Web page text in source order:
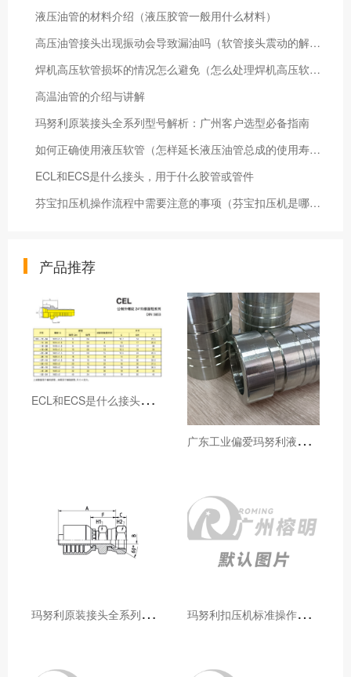
液压油管的材料介绍（液压胶管一般用什么材料）
高压油管接头出现振动会导致漏油吗（软管接头震动的解决方法）
焊机高压软管损坏的情况怎么避免（怎么处理焊机高压软管损坏）
高温油管的介绍与讲解
玛努利原装接头全系列型号解析：广州客户选型必备指南
如何正确使用液压软管（怎样延长液压油管总成的使用寿命）
ECL和ECS是什么接头，用于什么胶管或管件
芬宝扣压机操作流程中需要注意的事项（芬宝扣压机是哪个国家的）
产品推荐
E
CL和ECS是什么接头，用于什么胶管或管件
广
东工业偏爱玛努利液压产品的五大原因（代理深度分析）
玛
努利原装接头全系列型号解析：广州客户选型必备指南 玛
努利扣压机标准操作流程：广州代理手把手教学（新手也能学会）